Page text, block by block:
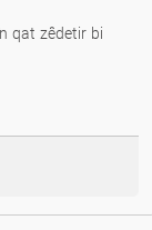
qat zêdetir bi